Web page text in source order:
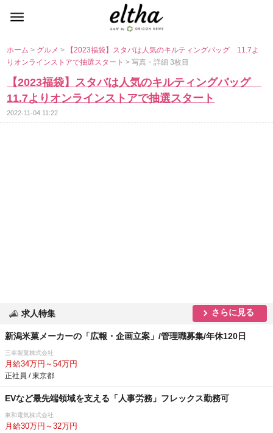
ホーム> グルメ>
【2023福袋】スタバは人気のキルティングバッグ 11.7よ
りオンラインストアで抽選スタート> 写真・詳細 3枚目
【2023福袋】スタバは人気のキルティングバッグ
11.7よりオンラインストアで抽選スタート
2022-11-04 11:22
求人特集 さらに見る
新潟米菓メーカーの「広報・企画立案」/管理職募集/年休120日
三幸製菓株式会社
月給34万円～54万円
正社員 / 東京都
EVなど最先端領域を支える「人事労務」フレックス勤務可
東和電気株式会社
月給30万円～32万円